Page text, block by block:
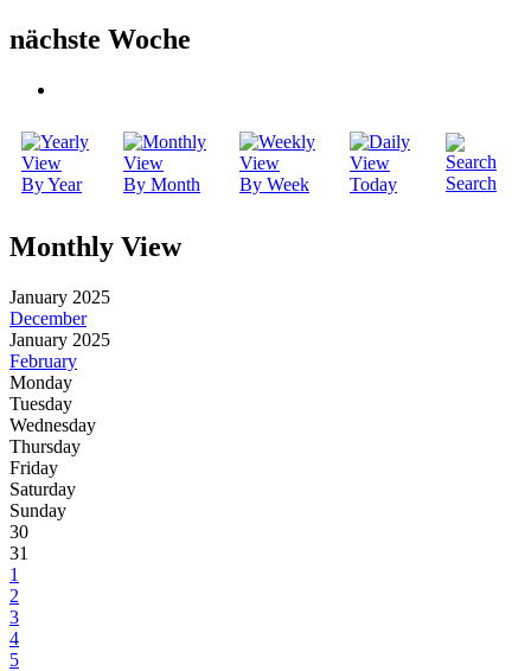
nächste Woche
By Year By Month By Week Today Search
Monthly View
January 2025
December
January 2025
February
Monday
Tuesday
Wednesday
Thursday
Friday
Saturday
Sunday
30
31
1
2
3
4
5